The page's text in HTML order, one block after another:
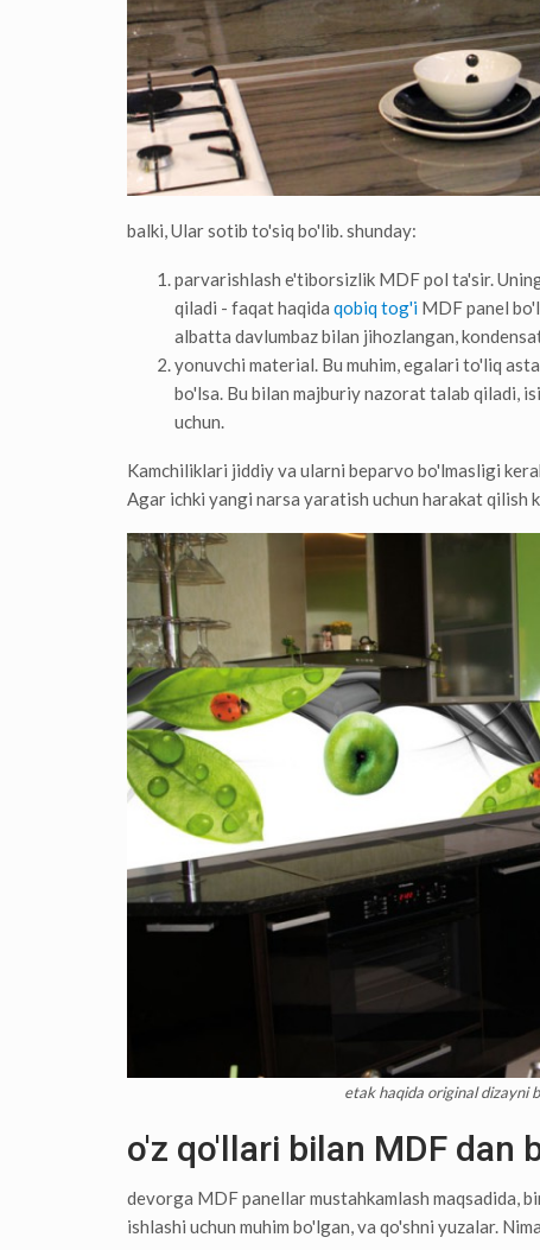
balki, Ular sotib to'siq bo'lib. shunday:
parvarishlash e'tiborsizlik MDF pol ta'sir.
qiladi - faqat haqida qobiq tog'i MDF panel
albatta davlumbaz bilan jihozlangan,
yonuvchi material. Bu muhim, egalari to'liq
bo'lsa. Bu bilan majburiy nazorat talab qiladi,
uchun.
Kamchiliklari jiddiy va ularni beparvo bo'lmasligi
Agar ichki yangi narsa yaratish uchun harakat qilish
etak haqida original dizayni
o'z qo'llari bilan MDF dan
devorga MDF panellar mustahkamlash maqsadida,
ishlashi uchun muhim bo'lgan, va qo'shni yuzalar.